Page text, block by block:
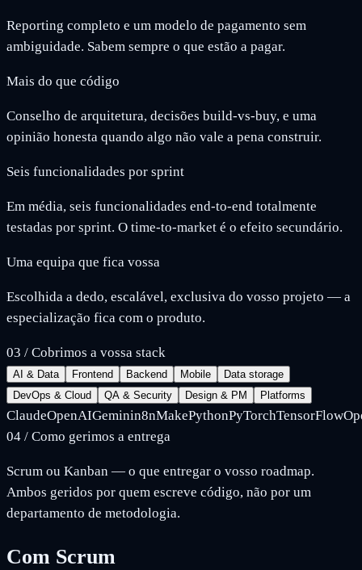
Reporting completo e um modelo de pagamento sem
ambiguidade. Sabem sempre o que estão a pagar.
Mais do que código
Conselho de arquitetura, decisões build-vs-buy, e uma
opinião honesta quando algo não vale a pena construir.
Seis funcionalidades por sprint
Em média, seis funcionalidades end-to-end totalmente
testadas por sprint. O time-to-market é o efeito secundário.
Uma equipa que fica vossa
Escolhida a dedo, escalável, exclusiva do vosso projeto — a
especialização fica com o produto.
03 / Cobrimos a vossa stack
AI & Data Frontend Backend Mobile
Data storage
DevOps & Cloud
QA & Security Design & PM Platforms
ClaudeOpenAIGeminin8nMakePythonPyTorchTensorFlow
04 / Como gerimos a entrega
Scrum ou Kanban — o que entregar o vosso roadmap.
Ambos geridos por quem escreve código, não por um
departamento de metodologia.
Com Scrum